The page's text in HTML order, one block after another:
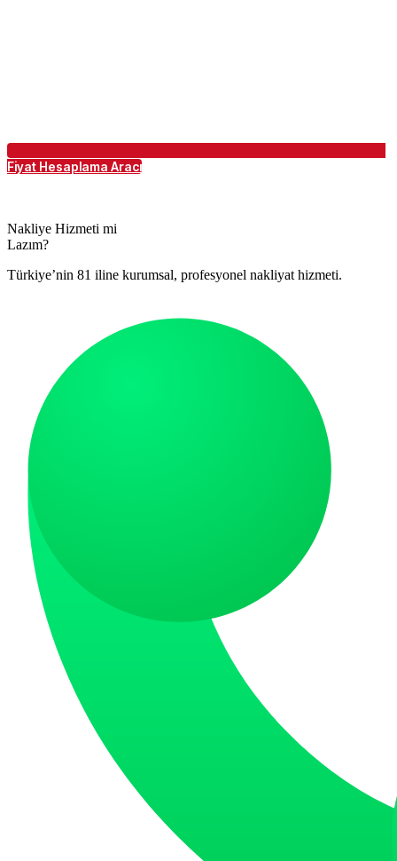
Fiyat Hesaplama Aracı
Nakliye Hizmeti mi
Lazım?
Türkiye’nin 81 iline kurumsal, profesyonel nakliyat hizmeti.